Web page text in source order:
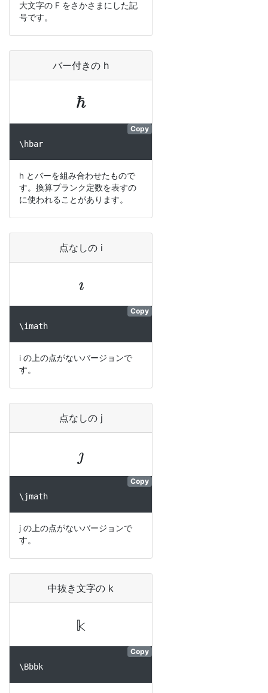
大文字の F をさかさまにした記
号です。
バー付きの h
ℏ
\hbar
Copy
h とバーを組み合わせたもので
す。換算プランク定数を表すの
に使われることがあります。
点なしの i
\imath
Copy
i の上の点がないバージョンで
す。
点なしの j
\jmath
Copy
j の上の点がないバージョンで
す。
中抜き文字の k
𝕜
k
\Bbbk
Copy